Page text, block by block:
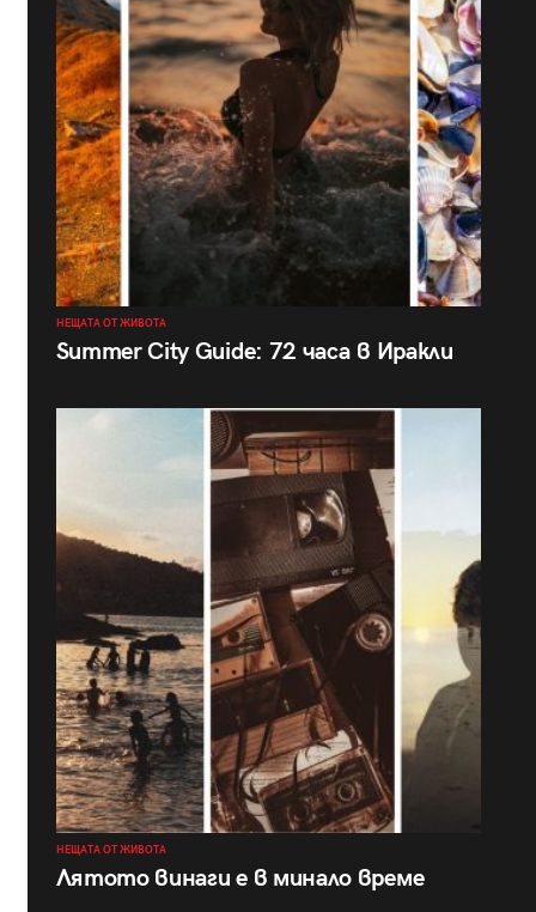
НЕЩАТА ОТ ЖИВОТА
Summer City Guide: 72 часа в Иракли
НЕЩАТА ОТ ЖИВОТА
Лятото винаги е в минало време